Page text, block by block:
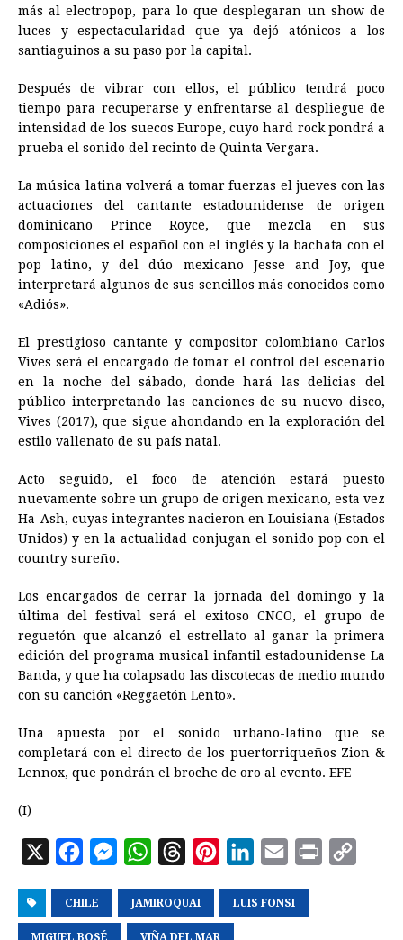
más al electropop, para lo que desplegaran un show de
luces y espectacularidad que ya dejó atónicos a los
santiaguinos a su paso por la capital.
Después de vibrar con ellos, el público tendrá poco
tiempo para recuperarse y enfrentarse al despliegue de
intensidad de los suecos Europe, cuyo hard rock pondrá a
prueba el sonido del recinto de Quinta Vergara.
La música latina volverá a tomar fuerzas el jueves con las
actuaciones del cantante estadounidense de origen
dominicano Prince Royce, que mezcla en sus
composiciones el español con el inglés y la bachata con el
pop latino, y del dúo mexicano Jesse and Joy, que
interpretará algunos de sus sencillos más conocidos como
«Adiós».
El prestigioso cantante y compositor colombiano Carlos
Vives será el encargado de tomar el control del escenario
en la noche del sábado, donde hará las delicias del
público interpretando las canciones de su nuevo disco,
Vives (2017), que sigue ahondando en la exploración del
estilo vallenato de su país natal.
Acto seguido, el foco de atención estará puesto
nuevamente sobre un grupo de origen mexicano, esta vez
Ha-Ash, cuyas integrantes nacieron en Louisiana (Estados
Unidos) y en la actualidad conjugan el sonido pop con el
country sureño.
Los encargados de cerrar la jornada del domingo y la
última del festival será el exitoso CNCO, el grupo de
reguetón que alcanzó el estrellato al ganar la primera
edición del programa musical infantil estadounidense La
Banda, y que ha colapsado las discotecas de medio mundo
con su canción «Reggaetón Lento».
Una apuesta por el sonido urbano-latino que se
completará con el directo de los puertorriqueños Zion &
Lennox, que pondrán el broche de oro al evento. EFE
(I)
X
c
e
M
W
a
t
r
e
n
a
CHILE JAMIROQUAI LUIS FONSI